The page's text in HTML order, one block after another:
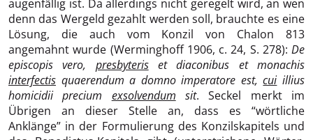
augenfällig ist. Da allerdings nicht geregelt wird, an wen
denn das Wergeld gezahlt werden soll, brauchte es eine
Lösung, die auch vom Konzil von Chalon 813
angemahnt wurde (Werminghoff 1906, c. 24, S. 278): De
episcopis vero, presbyteriset diaconibus et monachis
interfectis quaerendum a domno imperatore est,cuiillius
homicidii precium exsolvendum sit. Seckel merkt im
Übrigen an dieser Stelle an, dass es “wörtliche
Anklänge” in der Formulierung des Konzilskapitels und